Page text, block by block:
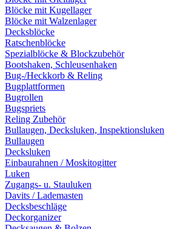
Blöcke mit Kugellager
Blöcke mit Walzenlager
Decksblöcke
Ratschenblöcke
Spezialblöcke & Blockzubehör
Bootshaken, Schleusenhaken
Bug-/Heckkorb & Reling
Bugplattformen
Bugrollen
Bugspriets
Reling Zubehör
Bullaugen, Decksluken, Inspektionsluken
Bullaugen
Decksluken
Einbaurahnen / Moskitogitter
Luken
Zugangs- u. Stauluken
Davits / Lademasten
Decksbeschläge
Deckorganizer